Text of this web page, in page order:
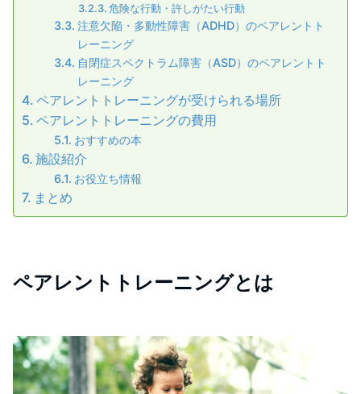
危険な行動・許しがたい行動
注意欠陥・多動性障害（ADHD）のペアレントト
レーニング
自閉症スペクトラム障害（ASD）のペアレントト
レーニング
ペアレントトレーニングが受けられる場所
ペアレントトレーニングの費用
おすすめの本
施設紹介
お役立ち情報
まとめ
ペアレントトレーニングとは